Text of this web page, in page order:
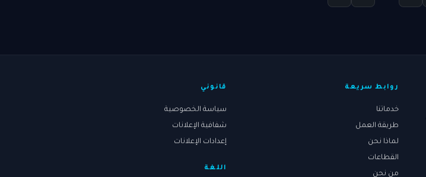
روابط سريعة
خدماتنا
طريقة العمل
لماذا نحن
القطاعات
من نحن
قانوني
سياسة الخصوصية
شفافية الإعلانات
إعدادات الإعلانات
اللغة